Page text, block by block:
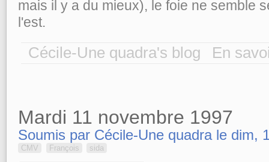
mais il y a du mieux), le foie ne semble
l'est.
Cécile-Une quadra's blog En
Mardi 11 novembre 1997
Soumis par Cécile-Une quadra le dim,
CMV François sida